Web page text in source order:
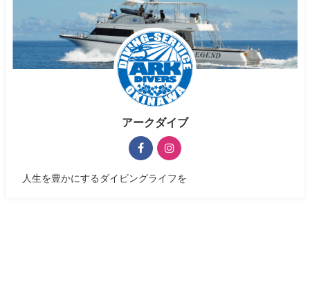
アークダイブ
人生を豊かにするダイビングライフを